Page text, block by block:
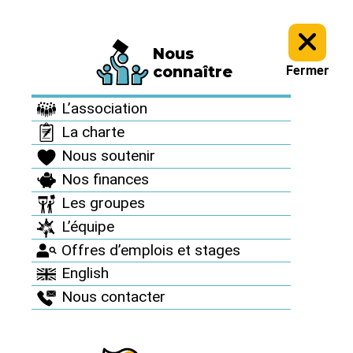
Nous
connaître
L’association
La charte
Nous soutenir
Nos finances
Les groupes
L’équipe
Offres d’emplois et stages
English
Nous contacter
Fermer
Informez vous > Nos dossiers et analyses >
Nos dossiers et
analyses
Journée nationale
de la résilience :
l’art de rendre
acceptable un